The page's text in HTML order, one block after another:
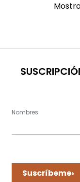
Nombres
Suscríbeme›